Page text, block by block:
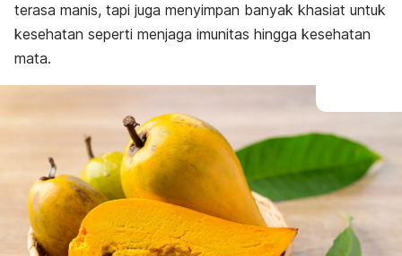
terasa manis, tapi juga menyimpan banyak khasiat untuk
kesehatan seperti menjaga imunitas hingga kesehatan
mata.